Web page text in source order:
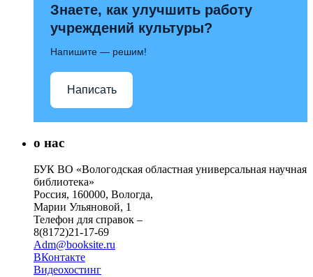
Знаете, как улучшить работу
учреждений культуры?
Напишите — решим!
Написать
о нас
БУК ВО «Вологодская областная универсальная научная
библиотека»
Россия, 160000, Вологда,
Марии Ульяновой, 1
Телефон для справок –
8(8172)21-17-69
Adm@booksite.ru
ВКонтакте
Видеохостинг